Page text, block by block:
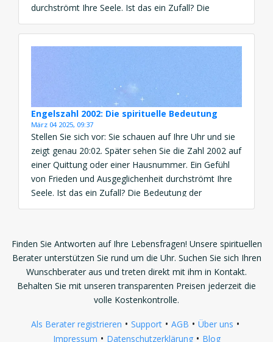
durchströmt Ihre Seele. Ist das ein Zufall? Die
Bedeutung der Engelszahl 1333 ist eine kraftvolle
Botschaft von Neuanfang, Inspiration und
spirituellem Wachstum. […]
Engelszahl 2002: Die spirituelle Bedeutung
März 04 2025, 09:37
Stellen Sie sich vor: Sie schauen auf Ihre Uhr und sie
zeigt genau 20:02. Später sehen Sie die Zahl 2002 auf
einer Quittung oder einer Hausnummer. Ein Gefühl
von Frieden und Ausgeglichenheit durchströmt Ihre
Seele. Ist das ein Zufall? Die Bedeutung der
Engelszahl 2002 ist eine kraftvolle Botschaft von
Finden Sie Antworten auf Ihre Lebensfragen! Unsere spirituellen
Berater unterstützen Sie rund um die Uhr. Suchen Sie sich Ihren
Wunschberater aus und treten direkt mit ihm in Kontakt.
Behalten Sie mit unseren transparenten Preisen jederzeit die
volle Kostenkontrolle.
Als Berater registrieren • Support • AGB • Über uns •
Impressum • Datenschutzerklärung • Blog